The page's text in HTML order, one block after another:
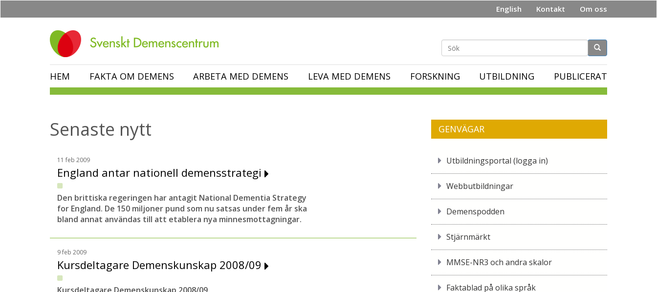
English Kontakt Om oss
Sökformulär
HEM FAKTA OM DEMENS ARBETA MED DEMENS LEVA MED DEMENS FORSKNING UTBILDNING PUBLICERAT
Senaste nytt
11 feb 2009
England antar nationell demensstrategi
Den brittiska regeringen har antagit National Dementia Strategy
for England. De 150 miljoner pund som nu satsas under fem år ska
bland annat användas till att etablera nya minnesmottagningar.
9 feb 2009
Kursdeltagare Demenskunskap 2008/09
GENVÄGAR
Utbildningsportal (logga in)
Webbutbildningar
Demenspodden
Stjärnmärkt
MMSE-NR3 och andra skalor
Faktablad på olika språk